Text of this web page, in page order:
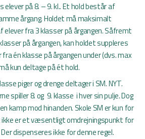
på 8. – 9. kl.. Et hold består af
årgang. Holdet må maksimalt
fra 3 klasser på årgangen. Såfremt
på årgangen, kan holdet suppleres
én klasse på årgangen under (dvs. max
kun deltage på ét hold.
piger og drenge deltager i SM. NYT.
spiller 8. og 9. klasse i hver sin pulje. Dog
kamp mod hinanden. Skole SM er kun for
ikke er et væsentligt omdrejningspunkt for
dispenseres ikke for denne regel.